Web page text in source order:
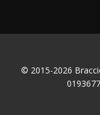
© 2015-2026